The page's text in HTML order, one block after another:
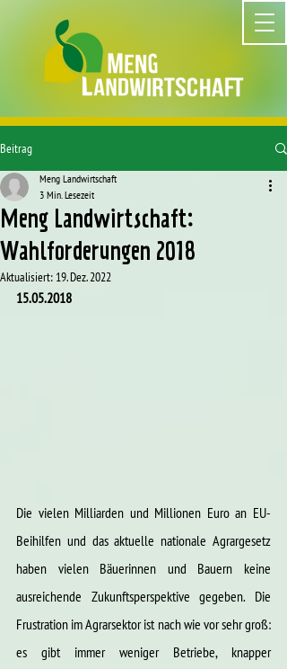
Beitrag
Meng Landwirtschaft:
Wahlforderungen 2018
Meng Landwirtschaft
3 Min. Lesezeit
Aktualisiert: 19. Dez. 2022
15.05.2018
Die vielen Milliarden und Millionen Euro an EU-
Beihilfen und das aktuelle nationale Agrargesetz
haben vielen Bäuerinnen und Bauern keine
ausreichende Zukunftsperspektive gegeben. Die
Frustration im Agrarsektor ist nach wie vor sehr groß:
es gibt immer weniger Betriebe, knapper